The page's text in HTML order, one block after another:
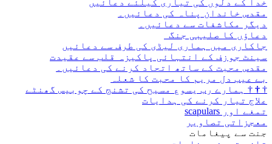
مقدس خاندان پناہ کی دعائیں۔
دیگر مکاشفات سے دعائیں۔
دعاؤں کا صلیبی جنگ
جاکاری میں ہماری لیڈی کی طرف سے دعائیں
سینٹ جوزف کے انتہائی پاکیزہ قلب سے عقیدت
مقدس محبت کے ساتھ اتحاد کرنے کی دعائیں۔
بے عیب دل مریم کا محبت کا شعلہ
†
†
† ہمارے رب یسوع مسیح کی تشنج کے چوبیس گھنٹے
علاج تیار کرنے کی ہدایات
تمغے اور scapulars
معجزاتی تصاویر
جنت سے پیغامات